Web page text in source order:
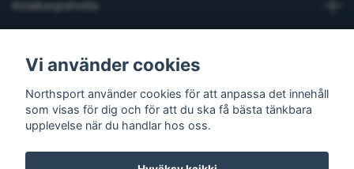
Asiakaspalvelu
Sosiaalinen media
Vi använder cookies
Northsport använder cookies för att anpassa det innehåll
som visas för dig och för att du ska få bästa tänkbara
upplevelse när du handlar hos oss.